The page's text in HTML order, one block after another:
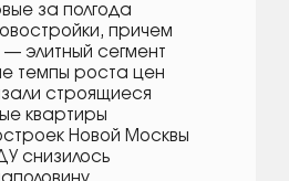
за полгода
причем
— элитный сегмент
темпы роста цен
строящиеся
квартиры
Новой Москвы
снизилось